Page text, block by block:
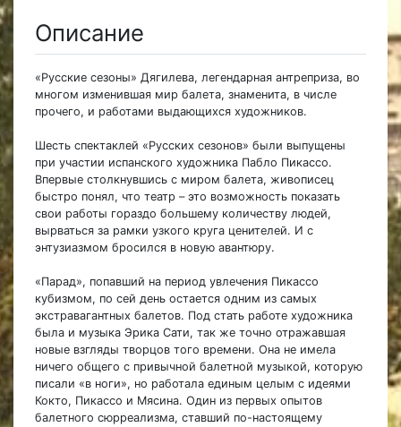
Описание
«Русские сезоны» Дягилева, легендарная антреприза, во
многом изменившая мир балета, знаменита, в числе
прочего, и работами выдающихся художников.
Шесть спектаклей «Русских сезонов» были выпущены
при участии испанского художника Пабло Пикассо.
Впервые столкнувшись с миром балета, живописец
быстро понял, что театр – это возможность показать
свои работы гораздо большему количеству людей,
вырваться за рамки узкого круга ценителей. И с
энтузиазмом бросился в новую авантюру.
«Парад», попавший на период увлечения Пикассо
кубизмом, по сей день остается одним из самых
экстравагантных балетов. Под стать работе художника
была и музыка Эрика Сати, так же точно отражавшая
новые взгляды творцов того времени. Она не имела
ничего общего с привычной балетной музыкой, которую
писали «в ноги», но работала единым целым с идеями
Кокто, Пикассо и Мясина. Один из первых опытов
балетного сюрреализма, ставший по-настоящему